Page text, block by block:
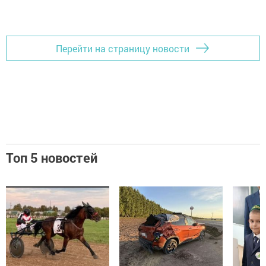
Перейти на страницу новости
Топ 5 новостей